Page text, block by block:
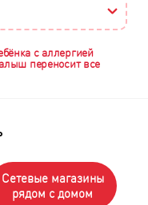
с аллергией
переносит все
Сетевые магазины
рядом с домом